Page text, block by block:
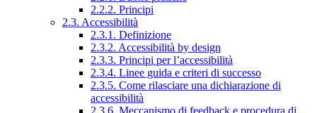
2.2.2. Principi
2.3. Accessibilità
2.3.1. Definizione
2.3.2. Accessibilità by design
2.3.3. Principi per l’accessibilità
2.3.4. Linee guida e criteri di successo
2.3.5. Come rilasciare una dichiarazione di
accessibilità
2.3.6. Meccanismo di feedback e procedura di